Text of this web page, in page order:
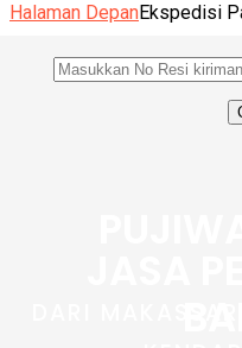
Halaman DepanEkspedisi